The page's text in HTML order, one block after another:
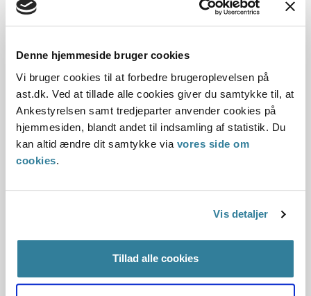
Denne hjemmeside bruger cookies
Vi bruger cookies til at forbedre brugeroplevelsen på
ast.dk. Ved at tillade alle cookies giver du samtykke til, at
Ankestyrelsen samt tredjeparter anvender cookies på
hjemmesiden, blandt andet til indsamling af statistik. Du
kan altid ændre dit samtykke via vores side om
cookies.
Vis detaljer
Tillad alle cookies
fratrædelse m.v. i aftalen.
bonusordningen, at der var tale om en lønindtægt og ikke
en resultatbaseret bonusordning, at udbetalingen blev
beregnet på baggrund af den enkeltes beskæftigelsesgrad
og at der var tale om en underskrevet aftale. Kommunen
vurderede, at bonusordningen havde karakter af en form
for resultatløn.
af, at den udbetalte bonus var en lønindtægt.
Beskæftigelsesudvalget bemærkede i den forbindelse, at
når en bonus blev udbetalt på baggrund af en ret, der var
etableret i en aftale, vil der som udgangspunkt være tale